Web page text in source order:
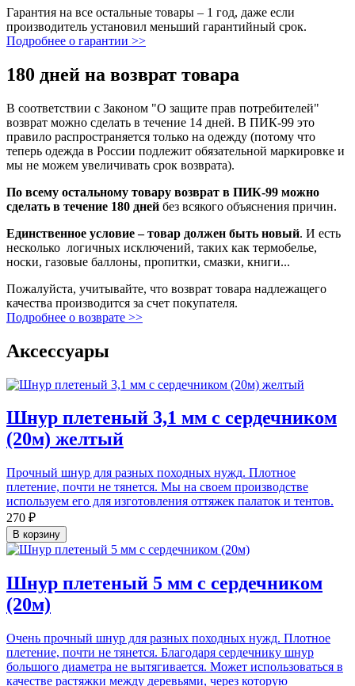
Гарантия на все остальные товары – 1 год, даже если
производитель установил меньший гарантийный срок.
Подробнее о гарантии >>
180 дней на возврат товара
В соответствии с Законом "О защите прав потребителей"
возврат можно сделать в течение 14 дней. В ПИК-99 это
правило распространяется только на одежду (потому что
теперь одежда в России подлежит обязательной маркировке и
мы не можем увеличивать срок возврата).
По всему остальному товару возврат в ПИК-99 можно
сделать в течение 180 дней без всякого объяснения причин.
Единственное условие – товар должен быть новый. И есть
несколько логичных исключений, таких как термобелье,
носки, газовые баллоны, пропитки, смазки, книги...
Пожалуйста, учитывайте, что возврат товара надлежащего
качества производится за счет покупателя.
Подробнее о возврате >>
Аксессуары
Шнур плетеный 3,1 мм с сердечником
(20м) желтый
Прочный шнур для разных походных нужд. Плотное
плетение, почти не тянется. Мы на своем производстве
используем его для изготовления оттяжек палаток и тентов.
270 ₽
В корзину
Шнур плетеный 5 мм с сердечником
(20м)
Очень прочный шнур для разных походных нужд. Плотное
плетение, почти не тянется. Благодаря сердечнику шнур
большого диаметра не вытягивается. Может использоваться в
качестве растяжки между деревьями, через которую